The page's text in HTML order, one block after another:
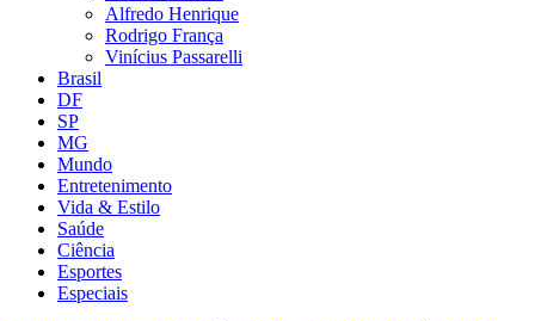
Alfredo Henrique
Rodrigo França
Vinícius Passarelli
Brasil
DF
SP
MG
Mundo
Entretenimento
Vida & Estilo
Saúde
Ciência
Esportes
Especiais